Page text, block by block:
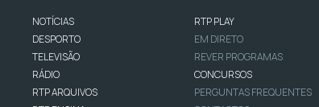
NOTÍCIAS
DESPORTO
TELEVISÃO
RÁDIO
RTP ARQUIVOS
RTP PLAY
EM DIRETO
REVER PROGRAMAS
CONCURSOS
PERGUNTAS FREQUENTES